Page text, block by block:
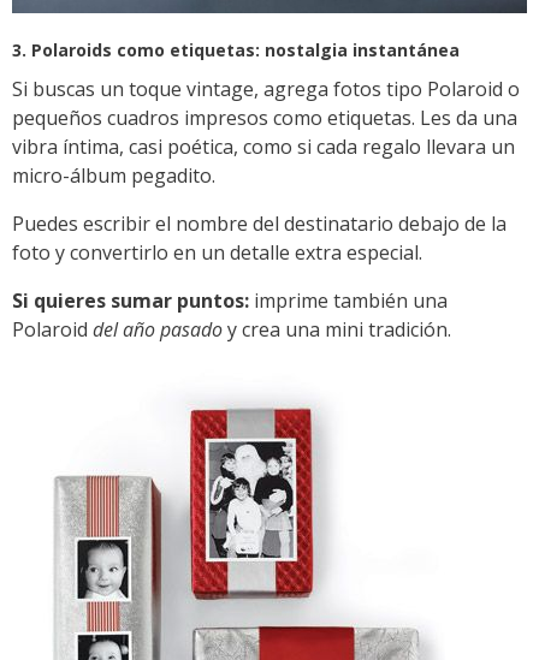
3. Polaroids como etiquetas: nostalgia instantánea
Si buscas un toque vintage, agrega fotos tipo Polaroid o
pequeños cuadros impresos como etiquetas. Les da una
vibra íntima, casi poética, como si cada regalo llevara un
micro-álbum pegadito.
Puedes escribir el nombre del destinatario debajo de la
foto y convertirlo en un detalle extra especial.
Si quieres sumar puntos: imprime también una
Polaroid del año pasadoy crea una mini tradición.